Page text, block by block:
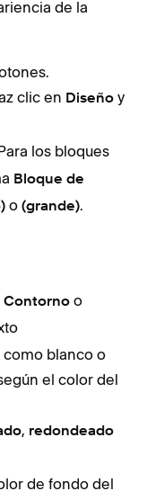
de la
clic en Diseño y
los bloques
Bloque de
o (grande).
Contorno o
blanco o
el color del
, redondeado
de fondo del